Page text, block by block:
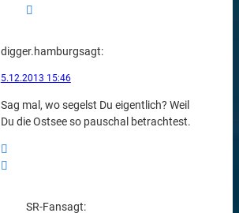
digger.hamburgsagt:
5.12.2013 15:46
Sag mal, wo segelst Du eigentlich? Weil
Du die Ostsee so pauschal betrachtest.
SR-Fansagt: